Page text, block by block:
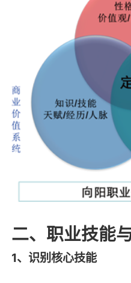
二、职业技能
1、识别核心技能